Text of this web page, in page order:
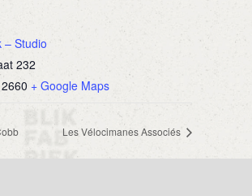
– Studio
232
2660 + Google Maps
Les Vélocimanes Associés